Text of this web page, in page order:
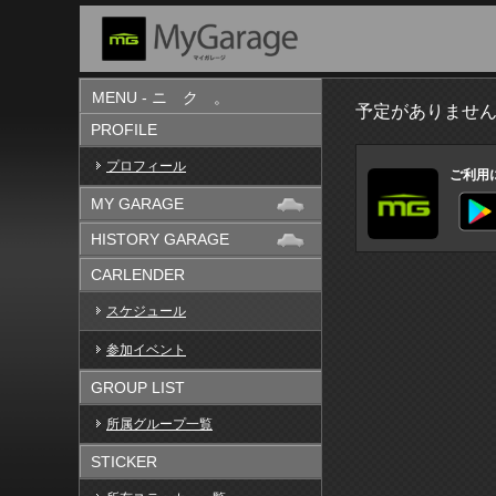
MENU - ニ ク 。
PROFILE
プロフィール
MY GARAGE
HISTORY GARAGE
CARLENDER
スケジュール
参加イベント
GROUP LIST
所属グループ一覧
STICKER
予定がありません
ご利用